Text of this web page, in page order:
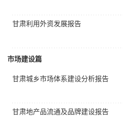
甘肃利用外资发展报告
市场建设篇
甘肃城乡市场体系建设分析报告
甘肃地产品流通及品牌建设报告